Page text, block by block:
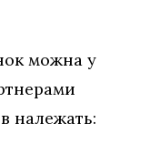
можна у
належать: